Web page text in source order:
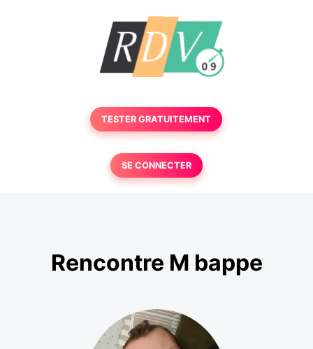
TESTER GRATUITEMENT
SE CONNECTER
Rencontre M bappe